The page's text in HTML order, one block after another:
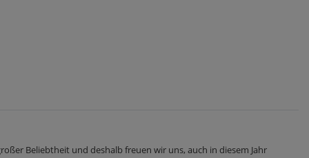
Beliebtheit und deshalb freuen wir uns, auch in diesem Jahr